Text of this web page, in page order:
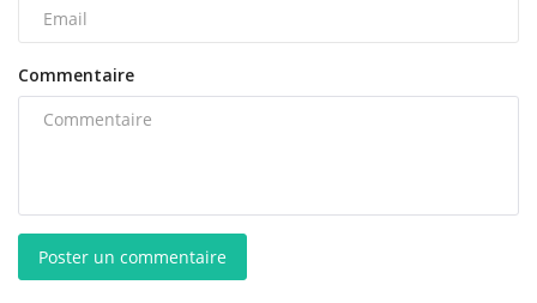
Commentaire
Poster un commentaire